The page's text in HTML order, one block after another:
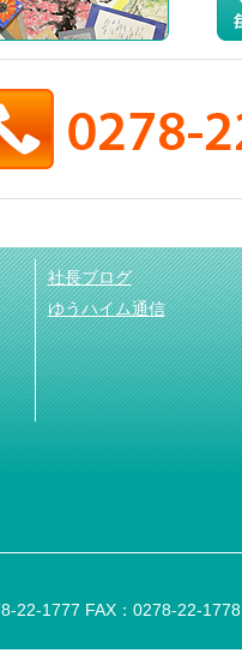
社長ブログ
ゆうハイム通信
22-1777 FAX：0278-22-1778